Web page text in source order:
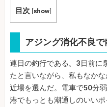
目次 [show]
アジング消化不良
連日の釣行である。3日前に
たと言いながら、私もなか
近場を選んだ。電車で50分
港でもっとも潮通しのいいポ